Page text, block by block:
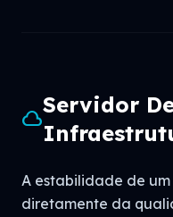
cloud
Servidor
A estabilidade de
diretamente da